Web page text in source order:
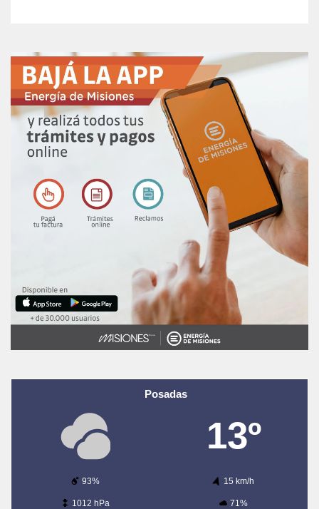
Posadas
13º
93% 15 km/h
1012 hPa 71%